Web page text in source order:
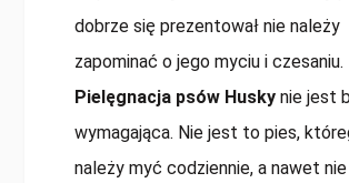
dobrze się prezentował nie należy
zapominać o jego myciu i czesaniu.
Pielęgnacja psów Husky nie jest
wymagająca. Nie jest to pies,
należy myć codziennie, a nawet